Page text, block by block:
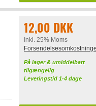
12,00 DKK
Inkl. 25% Moms
På lager & umiddelbart
tilgængelig
Leveringstid 1-4 dage